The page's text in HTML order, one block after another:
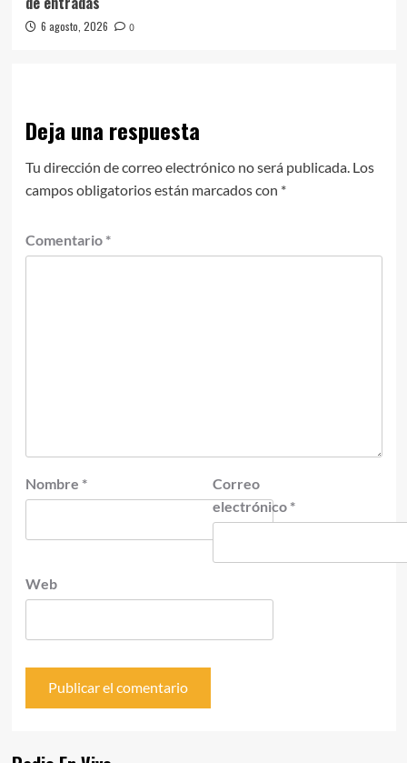
6 agosto, 2026 0
Deja una respuesta
Tu dirección de correo electrónico no será publicada. Los
campos obligatorios están marcados con *
Comentario *
Nombre *
Correo
electrónico *
Web